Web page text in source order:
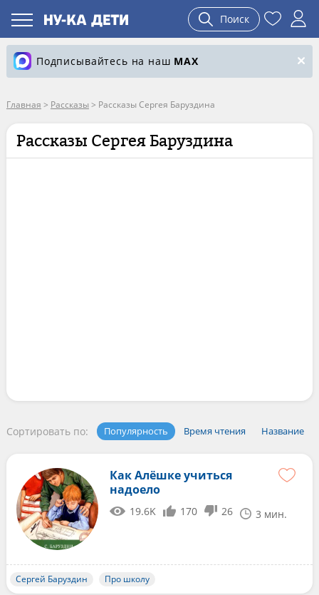
Поиск
Подписывайтесь на наш MAX
Главная > Рассказы > Рассказы Сергея Баруздина
Рассказы Сергея Баруздина
Сортировать по: Популярность Время чтения Название
Как Алёшке учиться
надоело
19.6K 170 26 3 мин.
Сергей Баруздин Про школу